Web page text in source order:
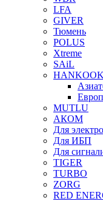
LFA
GIVER
Тюмень
POLUS
Xtreme
SAiL
HANKOOK
MUTLU
АКОМ
Для
Для ИБП
Для
TIGER
TURBO
ZORG
RED